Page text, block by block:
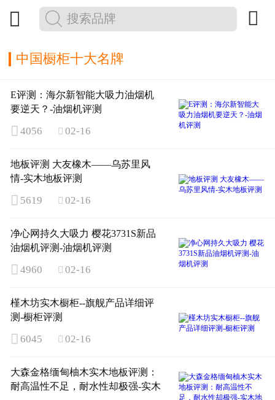
 
中国橱柜十大名牌
E评测：海尔新智能大吸力油烟机
要逆天？-油烟机评测
 4056  02-16
地板评测 大友橡木——乌苏里风
情-实木地板评测
 5619  02-16
净心网持久大吸力 樱花3731S新品
油烟机评测-油烟机评测
 4960  02-16
槿木坊实木橱柜--旗舰产品详细评
测-橱柜评测
 6045  02-16
大森金格缅甸柚木实木地板评测：
耐高温性不足，耐水性却极强-实木